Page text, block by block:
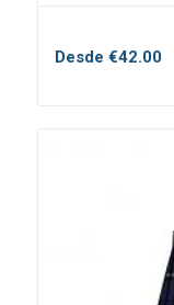
Desde €42.00